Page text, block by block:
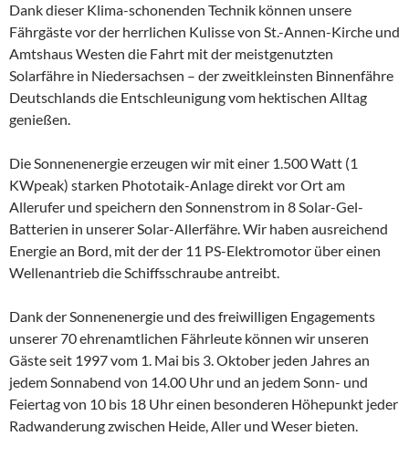
Dank dieser Klima-schonenden Technik können unsere
Fährgäste vor der herrlichen Kulisse von St.-Annen-Kirche und
Amtshaus Westen die Fahrt mit der meistgenutzten
Solarfähre in Niedersachsen – der zweitkleinsten Binnenfähre
Deutschlands die Entschleunigung vom hektischen Alltag
genießen.
Die Sonnenenergie erzeugen wir mit einer 1.500 Watt (1
KWpeak) starken Phototaik-Anlage direkt vor Ort am
Allerufer und speichern den Sonnenstrom in 8 Solar-Gel-
Batterien in unserer Solar-Allerfähre. Wir haben ausreichend
Energie an Bord, mit der der 11 PS-Elektromotor über einen
Wellenantrieb die Schiffsschraube antreibt.
Dank der Sonnenenergie und des freiwilligen Engagements
unserer 70 ehrenamtlichen Fährleute können wir unseren
Gäste seit 1997 vom 1. Mai bis 3. Oktober jeden Jahres an
jedem Sonnabend von 14.00 Uhr und an jedem Sonn- und
Feiertag von 10 bis 18 Uhr einen besonderen Höhepunkt jeder
Radwanderung zwischen Heide, Aller und Weser bieten.